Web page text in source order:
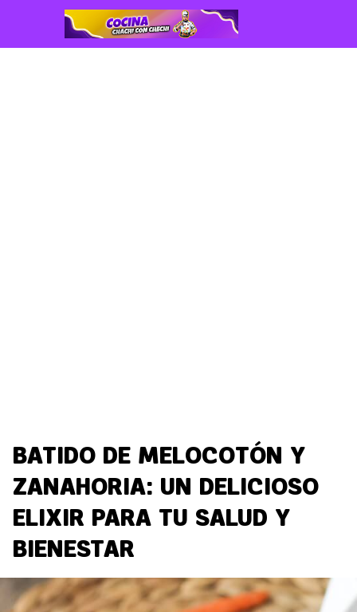
BATIDO DE MELOCOTÓN Y
ZANAHORIA: UN DELICIOSO
ELIXIR PARA TU SALUD Y
BIENESTAR